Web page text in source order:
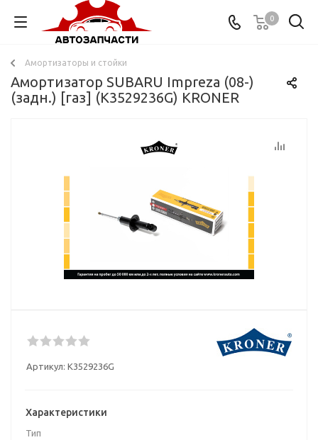
0
Амортизаторы и стойки
Амортизатор SUBARU Impreza (08-)
(задн.) [газ] (K3529236G) KRONER
Артикул: K3529236G
Характеристики
Тип